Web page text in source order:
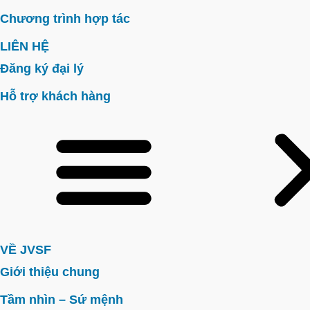
Chương trình hợp tác
LIÊN HỆ
Đăng ký đại lý
Hỗ trợ khách hàng
VỀ JVSF
Giới thiệu chung
Tầm nhìn – Sứ mệnh